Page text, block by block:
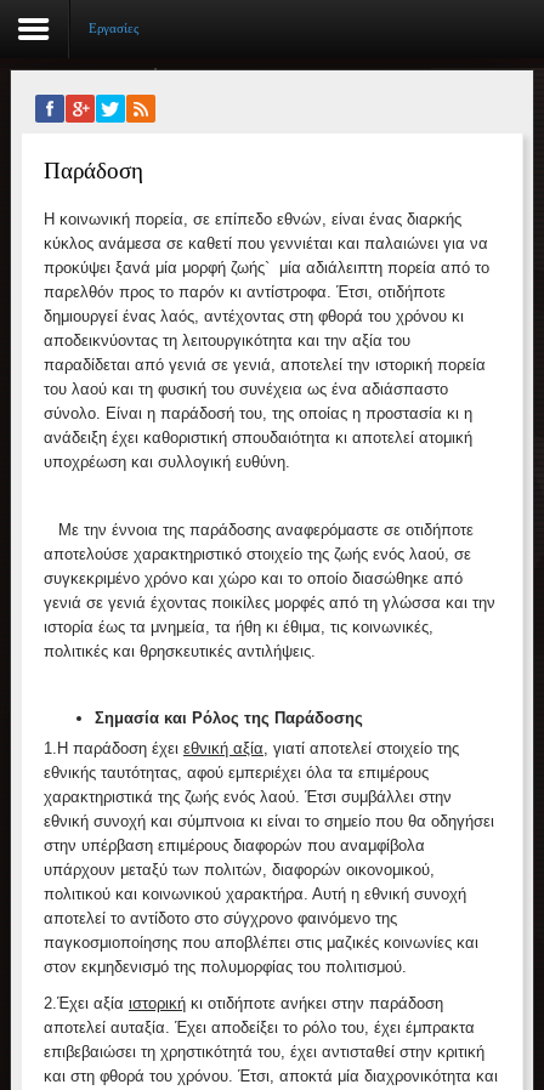
Αρχική
Βιογραφικό
Συγγραφικό έργο
Εργασίες
Ιστορίες Επιτυχίας
Επιτυχόντες
Διακρίσεις
Ο χώρος μας
Εργασίες
Παράδοση
Η κοινωνική πορεία, σε επίπεδο εθνών, είναι ένας διαρκής
κύκλος ανάμεσα σε καθετί που γεννιέται και παλαιώνει για να
προκύψει ξανά μία μορφή ζωής` μία αδιάλειπτη πορεία από το
παρελθόν προς το παρόν κι αντίστροφα. Έτσι, οτιδήποτε
δημιουργεί ένας λαός, αντέχοντας στη φθορά του χρόνου κι
αποδεικνύοντας τη λειτουργικότητα και την αξία του
παραδίδεται από γενιά σε γενιά, αποτελεί την ιστορική πορεία
του λαού και τη φυσική του συνέχεια ως ένα αδιάσπαστο
σύνολο. Είναι η παράδοσή του, της οποίας η προστασία κι η
ανάδειξη έχει καθοριστική σπουδαιότητα κι αποτελεί ατομική
υποχρέωση και συλλογική ευθύνη.
Με την έννοια της παράδοσης αναφερόμαστε σε οτιδήποτε
αποτελούσε χαρακτηριστικό στοιχείο της ζωής ενός λαού, σε
συγκεκριμένο χρόνο και χώρο και το οποίο διασώθηκε από
γενιά σε γενιά έχοντας ποικίλες μορφές από τη γλώσσα και την
ιστορία έως τα μνημεία, τα ήθη κι έθιμα, τις κοινωνικές,
πολιτικές και θρησκευτικές αντιλήψεις.
Σημασία και Ρόλος της Παράδοσης
1. Η παράδοση έχει εθνική αξία, γιατί αποτελεί στοιχείο της
εθνικής ταυτότητας, αφού εμπεριέχει όλα τα επιμέρους
χαρακτηριστικά της ζωής ενός λαού. Έτσι συμβάλλει στην
εθνική συνοχή και σύμπνοια κι είναι το σημείο που θα οδηγήσει
στην υπέρβαση επιμέρους διαφορών που αναμφίβολα
υπάρχουν μεταξύ των πολιτών, διαφορών οικονομικού,
πολιτικού και κοινωνικού χαρακτήρα. Αυτή η εθνική συνοχή
αποτελεί το αντίδοτο στο σύγχρονο φαινόμενο της
παγκοσμιοποίησης που αποβλέπει στις μαζικές κοινωνίες και
στον εκμηδενισμό της πολυμορφίας του πολιτισμού.
2.Έχει αξία ιστορικήκι οτιδήποτε ανήκει στην παράδοση
αποτελεί αυταξία. Έχει αποδείξει το ρόλο του, έχει έμπρακτα
επιβεβαιώσει τη χρηστικότητά του, έχει αντισταθεί στην κριτική
και στη φθορά του χρόνου. Έτσι, αποκτά μία διαχρονικότητα και